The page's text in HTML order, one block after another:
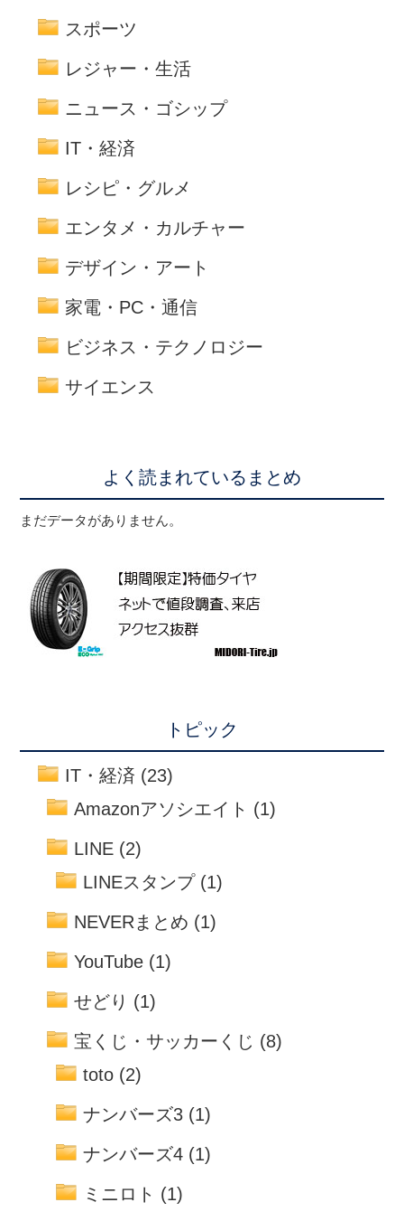
スポーツ
レジャー・生活
ニュース・ゴシップ
IT・経済
レシピ・グルメ
エンタメ・カルチャー
デザイン・アート
家電・PC・通信
ビジネス・テクノロジー
サイエンス
よく読まれているまとめ
まだデータがありません。
トピック
IT・経済 (23)
Amazonアソシエイト (1)
LINE (2)
LINEスタンプ(1)
NEVERまとめ (1)
YouTube (1)
せどり (1)
宝くじ・サッカーくじ (8)
toto (2)
ナンバーズ3 (1)
ナンバーズ4 (1)
ミニロト (1)